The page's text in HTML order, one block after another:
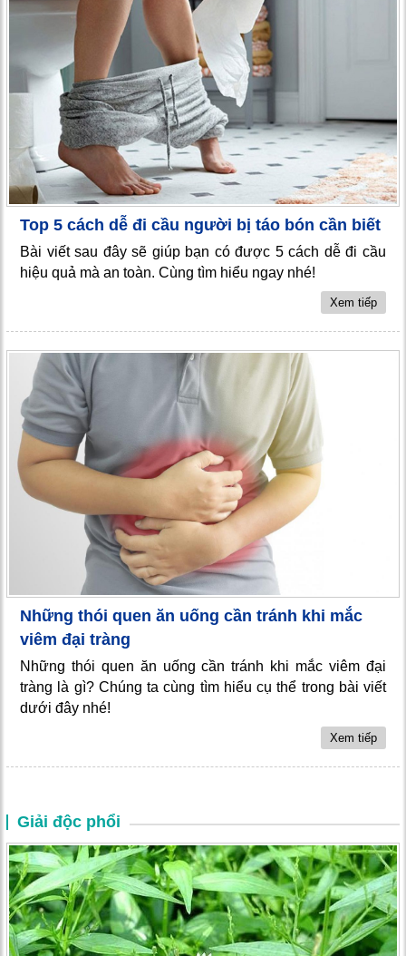
Top 5 cách dễ đi cầu người bị táo bón cần biết
Bài viết sau đây sẽ giúp bạn có được 5 cách dễ đi cầu
hiệu quả mà an toàn. Cùng tìm hiểu ngay nhé!
Xem tiếp
Những thói quen ăn uống cần tránh khi mắc
viêm đại tràng
Những thói quen ăn uống cần tránh khi mắc viêm đại
tràng là gì? Chúng ta cùng tìm hiểu cụ thể trong bài viết
dưới đây nhé!
Xem tiếp
Giải độc phổi